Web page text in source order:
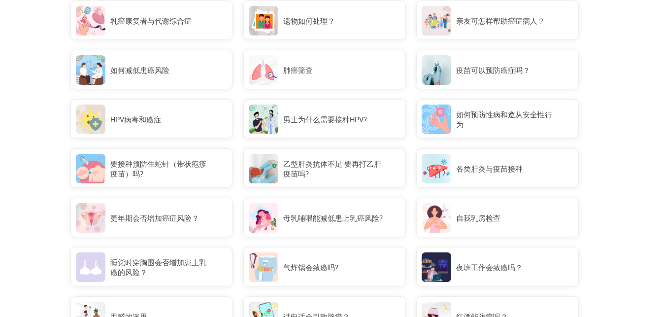
乳癌康复者与代谢综合症 遗物如何处理？ 亲友可怎样帮助癌症病人？
如何减低患癌风险 肺癌筛查 疫苗可以预防癌症吗？
HPV病毒和癌症 男士为什么需要接种HPV?
如何预防性病和遵从安全性行
为
要接种预防生蛇针（带状疱疹
疫苗）吗?
乙型肝炎抗体不足 要再打乙肝
疫苗吗?
各类肝炎与疫苗接种
更年期会否增加癌症风险？ 母乳哺喂能减低患上乳癌风险? 自我乳房检查
睡觉时穿胸围会否增加患上乳
癌的风险？
气炸锅会致癌吗? 夜班工作会致癌吗？